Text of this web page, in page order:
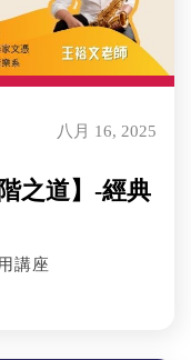
八月 16, 2025
之道】-經典
講座